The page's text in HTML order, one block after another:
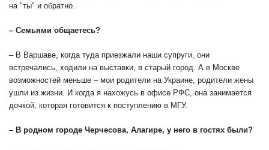
на "ты" и обратно.
– Семьями общаетесь?
– В Варшаве, когда туда приезжали наши супруги, они
встречались, ходили на выставки, в старый город. А в Москве
возможностей меньше – мои родители на Украине, родители жены
ушли из жизни. И когда я нахожусь в офисе РФС, она занимается
дочкой, которая готовится к поступлению в МГУ.
– В родном городе Черчесова, Алагире, у него в гостях были?